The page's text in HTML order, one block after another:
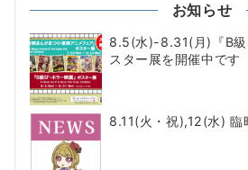
お知らせ
8.5(水)-8.31(月)『B級
スター展を開催中です
8.11(火・祝),12(水) 臨